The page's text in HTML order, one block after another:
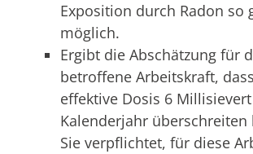
Exposition durch Radon so
möglich.
Ergibt die Abschätzung für
betroffene Arbeitskraft,
effektive Dosis 6
Kalenderjahr überschreiten
Sie verpflichtet, für diese